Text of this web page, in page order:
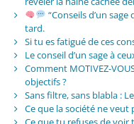
“Conseils d’un
tard.
Si tu es fatigué de ces
Le conseil d’un sage à
Comment MOTIVEZ-
objectifs ?
Sans filtre, sans blabla :
Ce que la société ne veut